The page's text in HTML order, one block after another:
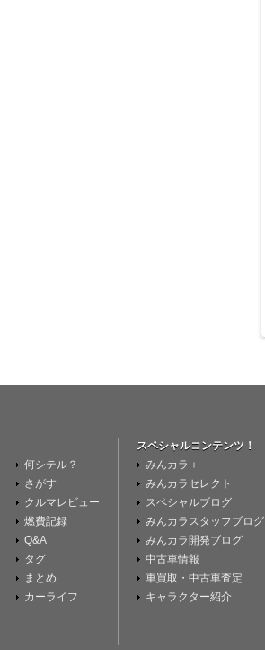
何シテル？
さがす
クルマレビュー
燃費記録
Q&A
タグ
まとめ
カーライフ
スペシャルコンテンツ！
みんカラ＋
みんカラセレクト
スペシャルブログ
みんカラスタッフブログ
みんカラ開発ブログ
中古車情報
車買取・中古車査定
キャラクター紹介